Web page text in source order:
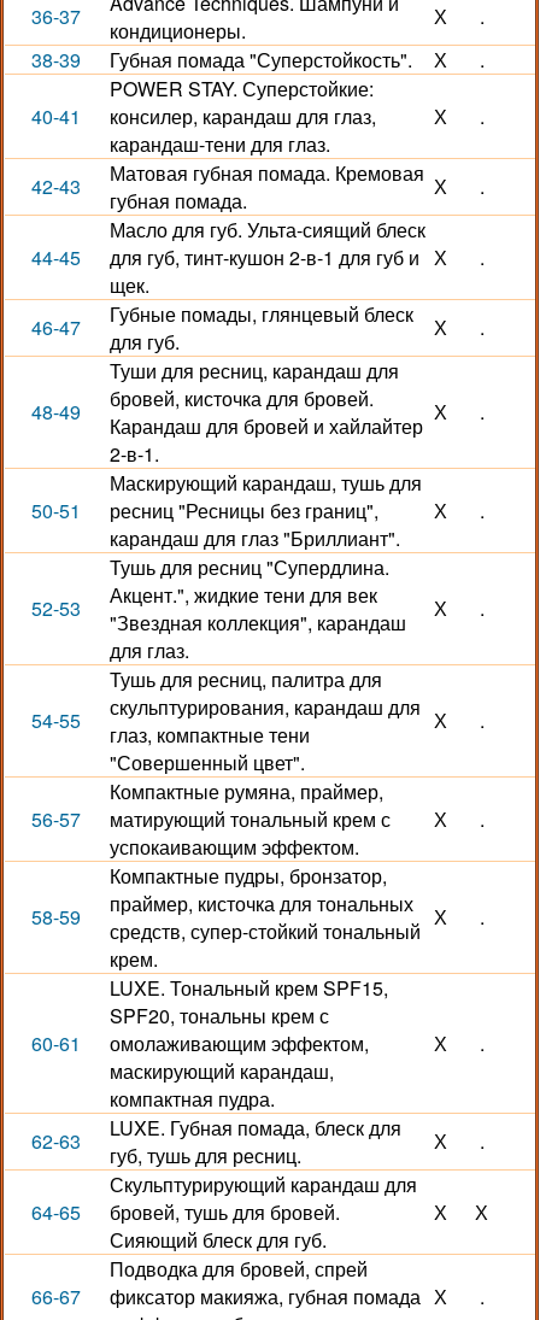
36-37
кондиционеры.
Х
.
38-39
Губная помада "Суперстойкость". Х .
40-41
POWER STAY. Суперстойкие:
консилер, карандаш для глаз,
карандаш-тени для глаз.
Х .
42-43
Матовая губная помада. Кремовая
губная помада.
Х .
44-45
Масло для губ. Ульта-сиящий блеск
для губ, тинт-кушон 2-в-1 для губ и
щек.
Х .
46-47
Губные помады, глянцевый блеск
для губ.
Х .
48-49
Туши для ресниц, карандаш для
бровей, кисточка для бровей.
Карандаш для бровей и хайлайтер
2-в-1.
Х .
50-51
Маскирующий карандаш, тушь для
ресниц "Ресницы без границ",
карандаш для глаз "Бриллиант".
Х .
52-53
Тушь для ресниц "Супердлина.
Акцент.", жидкие тени для век
"Звездная коллекция", карандаш
для глаз.
Х .
54-55
Тушь для ресниц, палитра для
скульптурирования, карандаш для
глаз, компактные тени
"Совершенный цвет".
Х .
56-57
Компактные румяна, праймер,
матирующий тональный крем с
успокаивающим эффектом.
Х .
58-59
Компактные пудры, бронзатор,
праймер, кисточка для тональных
средств, супер-стойкий тональный
крем.
Х .
60-61
LUXE. Тональный крем SPF15,
SPF20, тональны крем с
омолаживающим эффектом,
маскирующий карандаш,
компактная пудра.
Х .
62-63
LUXE. Губная помада, блеск для
губ, тушь для ресниц.
Х .
64-65
Скульптурирующий карандаш для
бровей, тушь для бровей.
Сияющий блеск для губ.
Х Х
66-67
Подводка для бровей, спрей
фиксатор макияжа, губная помада Х .